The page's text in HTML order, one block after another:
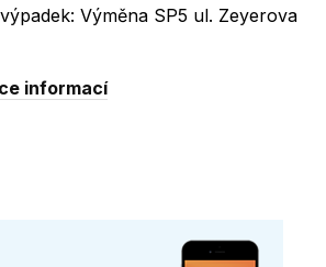
Výměna SP5 ul. Zeyerova
informací